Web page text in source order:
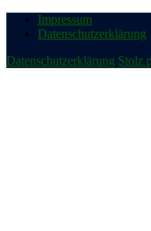
Impressum
Datenschutzerklärung
Datenschutzerklärung Stolz